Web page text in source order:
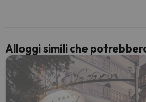
Alloggi simili che